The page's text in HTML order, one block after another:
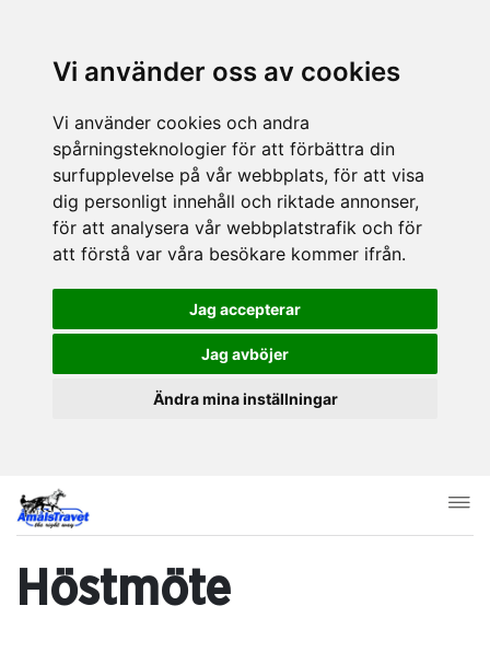
Vi använder oss av cookies
Vi använder cookies och andra
spårningsteknologier för att förbättra din
surfupplevelse på vår webbplats, för att visa
dig personligt innehåll och riktade annonser,
för att analysera vår webbplatstrafik och för
att förstå var våra besökare kommer ifrån.
Jag accepterar
Jag avböjer
Ändra mina inställningar
Höstmöte